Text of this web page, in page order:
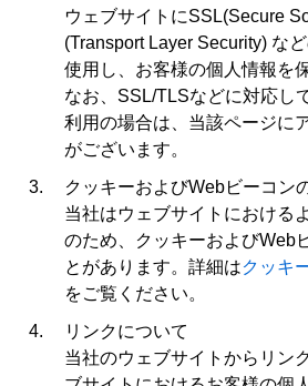
ウェブサイトにSSL(Secure
(Transport Layer Security) な
使用し、お客様の個人情報を
なお、SSL/TLSなどに対応し
利用の場合は、当該ページに
がございます。
クッキーおよびWebビーコン
当社はウェブサイトにおける
のため、クッキーおよびWeb
とがあります。詳細はクッキ
をご覧ください。
リンクについて
当社のウェブサイトからリン